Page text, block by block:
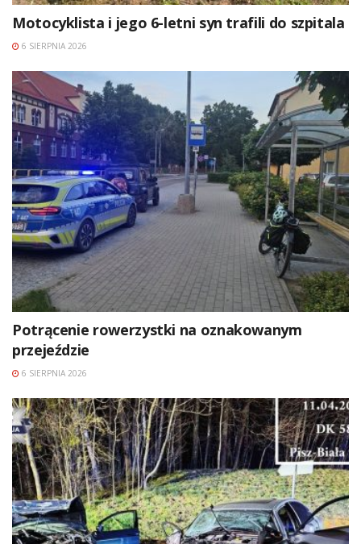
Motocyklista i jego 6-letni syn trafili do szpitala
6 SIERPNIA 2026
Potrącenie rowerzystki na oznakowanym
przejeździe
6 SIERPNIA 2026